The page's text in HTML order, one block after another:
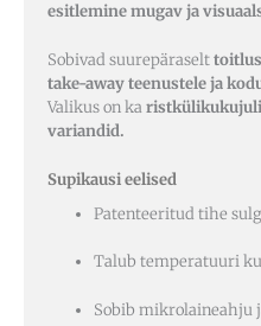
esitlemine mugav ja
Sobivad suurepäraselt
take-away teenustele ja
Valikus on ka
variandid.
Supikausi eelised
Patenteeritud tihe
Talub temperatuuri
Sobib mikrolaineahju